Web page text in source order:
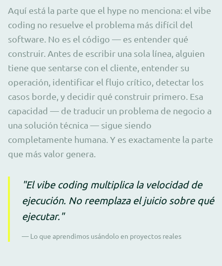
Aquí está la parte que el hype no menciona: el vibe
coding no resuelve el problema más difícil del
software. No es el código — es entender qué
construir. Antes de escribir una sola línea, alguien
tiene que sentarse con el cliente, entender su
operación, identificar el flujo crítico, detectar los
casos borde, y decidir qué construir primero. Esa
capacidad — de traducir un problema de negocio a
una solución técnica — sigue siendo
completamente humana. Y es exactamente la parte
que más valor genera.
"El vibe coding multiplica la velocidad de
ejecución. No reemplaza el juicio sobre qué
ejecutar."
— Lo que aprendimos usándolo en proyectos reales